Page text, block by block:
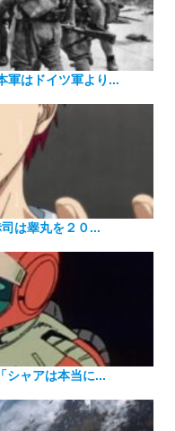
軍はドイツ軍より...
は睾丸を２０...
シャアは本当に...